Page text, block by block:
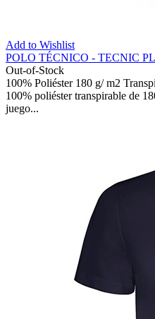
Add to Wishlist
POLO TÉCNICO - TECNIC
Out-of-Stock
100% Poliéster 180 g/ m2
100% poliéster transpirable de
juego...